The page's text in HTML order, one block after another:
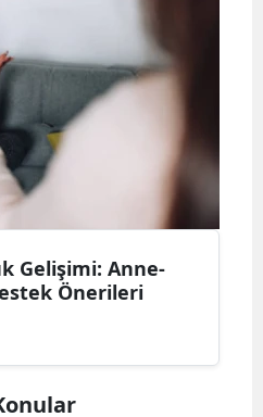
Gelişimi: Anne-
Önerileri